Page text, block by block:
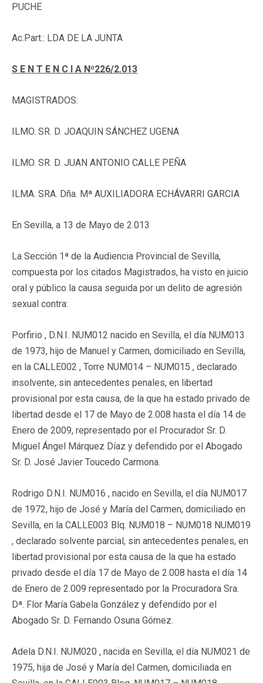
PUCHE
Ac.Part.: LDA DE LA JUNTA
S E N T E N C I A Nº226/2.013
MAGISTRADOS:
ILMO. SR. D. JOAQUIN SÁNCHEZ UGENA
ILMO. SR. D. JUAN ANTONIO CALLE PEÑA
ILMA. SRA. Dña. Mª AUXILIADORA ECHÁVARRI GARCIA
En Sevilla, a 13 de Mayo de 2.013
La Sección 1ª de la Audiencia Provincial de Sevilla,
compuesta por los citados Magistrados, ha visto en juicio
oral y público la causa seguida por un delito de agresión
sexual contra:
Porfirio , D.N.I. NUM012 nacido en Sevilla, el día NUM013
de 1973, hijo de Manuel y Carmen, domiciliado en Sevilla,
en la CALLE002 , Torre NUM014 – NUM015 , declarado
insolvente, sin antecedentes penales, en libertad
provisional por esta causa, de la que ha estado privado de
libertad desde el 17 de Mayo de 2.008 hasta el día 14 de
Enero de 2009, representado por el Procurador Sr. D.
Miguel Ángel Márquez Díaz y defendido por el Abogado
Sr. D. José Javier Toucedo Carmona.
Rodrigo D.N.I. NUM016 , nacido en Sevilla, el día NUM017
de 1972, hijo de José y María del Carmen, domiciliado en
Sevilla, en la CALLE003 Blq. NUM018 – NUM018 NUM019
, declarado solvente parcial, sin antecedentes penales, en
libertad provisional por esta causa de la que ha estado
privado desde el día 17 de Mayo de 2.008 hasta el día 14
de Enero de 2.009 representado por la Procuradora Sra.
Dª. Flor María Gabela González y defendido por el
Abogado Sr. D. Fernando Osuna Gómez.
Adela D.N.I. NUM020 , nacida en Sevilla, el día NUM021 de
1975, hija de José y María del Carmen, domiciliada en